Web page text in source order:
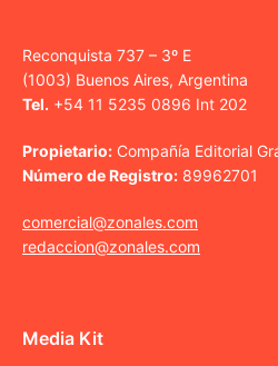
Reconquista 737 – 3º E
(1003) Buenos Aires, Argentina
Tel. +54 11 5235 0896 Int 202
Propietario: Compañía Editorial
Número de Registro: 89962701
comercial@zonales.com
redaccion@zonales.com
Media Kit